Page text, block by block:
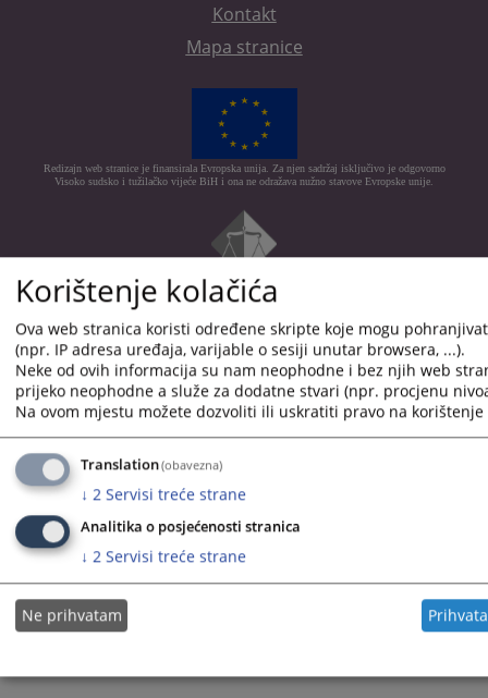
Kontakt
Mapa stranice
Redizajn web stranice je finansirala Evropska unija. Za njen sadržaj isključivo je odgovorno
Visoko sudsko i tužilačko vijeće BiH i ona ne odražava nužno stavove Evropske unije.
© 2021Visoko sudsko i tužilačko vijeće
Korištenje kolačića
Ova web stranica koristi određene skripte koje mogu
(npr. IP adresa uređaja, varijable o sesiji unutar browsera, ...).
Neke od ovih informacija su nam neophodne i bez njih web
prijeko neophodne a služe za dodatne stvari (npr. procjenu
Na ovom mjestu možete dozvoliti ili uskratiti pravo na
Translation(obavezna)
↓ 2 Servisi treće strane
Analitika o posjećenosti stranica
↓ 2 Servisi treće strane
Ne prihvatam